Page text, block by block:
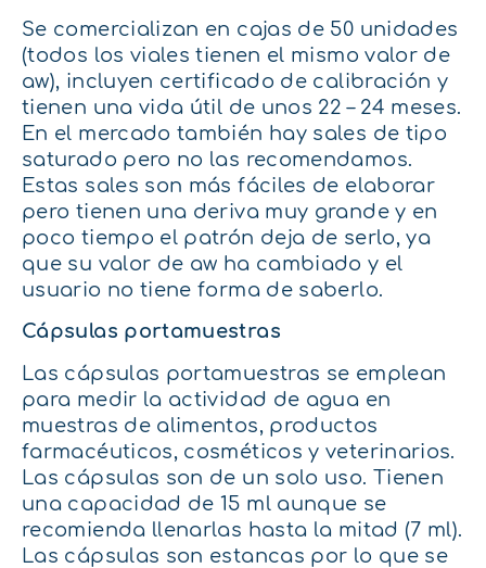
Se comercializan en cajas de 50 unidades
(todos los viales tienen el mismo valor de
aw), incluyen certificado de calibración y
tienen una vida útil de unos 22 – 24 meses.
En el mercado también hay sales de tipo
saturado pero no las recomendamos.
Estas sales son más fáciles de elaborar
pero tienen una deriva muy grande y en
poco tiempo el patrón deja de serlo, ya
que su valor de aw ha cambiado y el
usuario no tiene forma de saberlo.
Cápsulas portamuestras
Las cápsulas portamuestras se emplean
para medir la actividad de agua en
muestras de alimentos, productos
farmacéuticos, cosméticos y veterinarios.
Las cápsulas son de un solo uso. Tienen
una capacidad de 15 ml aunque se
recomienda llenarlas hasta la mitad (7 ml).
Las cápsulas son estancas por lo que se